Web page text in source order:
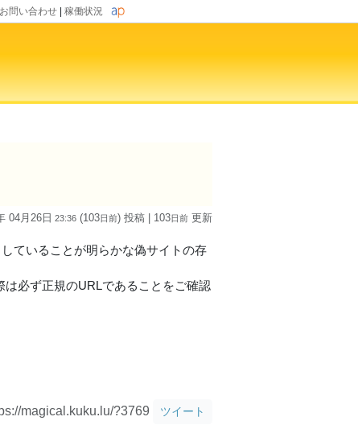
お問い合わせ 稼働状況
04月26日 23:36 (103日前) 投稿 | 103日前 更新
ていることが明らかな偽サイトの存
必ず正規のURLであることをご確認
magical.kuku.lu/?3769 ツイート